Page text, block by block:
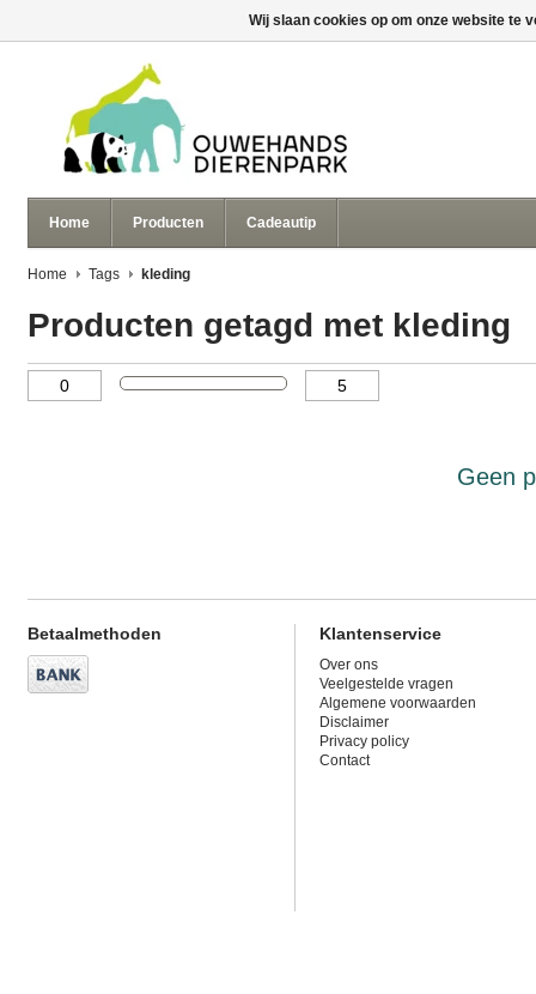
Home Producten Cadeautip
Home Tags kleding
Producten getagd met kleding
Geen
Betaalmethoden Klantenservice
Over ons
Veelgestelde vragen
Algemene voorwaarden
Disclaimer
Privacy policy
Contact
Wij slaan cookies op om onze website te